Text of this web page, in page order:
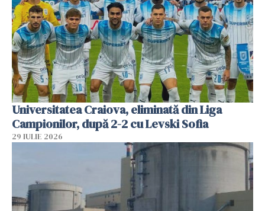
Universitatea Craiova, eliminată din Liga
Campionilor, după 2-2 cu Levski Sofia
29 IULIE 2026